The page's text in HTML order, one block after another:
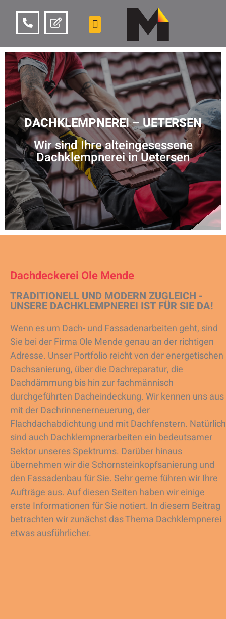
DACHKLEMPNEREI – UETERSEN
Wir sind Ihre alteingesessene
Dachklempnerei in Uetersen
Dachdeckerei Ole Mende
TRADITIONELL UND MODERN ZUGLEICH -
UNSERE DACHKLEMPNEREI IST FÜR SIE DA!
Wenn es um Dach- und Fassadenarbeiten geht, sind
Sie bei der Firma Ole Mende genau an der richtigen
Adresse. Unser Portfolio reicht von der energetischen
Dachsanierung, über die Dachreparatur, die
Dachdämmung bis hin zur fachmännisch
durchgeführten Dacheindeckung. Wir kennen uns aus
mit der Dachrinnenerneuerung, der
Flachdachabdichtung und mit Dachfenstern. Natürlich
sind auch Dachklempnerarbeiten ein bedeutsamer
Sektor unseres Spektrums. Darüber hinaus
übernehmen wir die Schornsteinkopfsanierung und
den Fassadenbau für Sie. Sehr gerne führen wir Ihre
Aufträge aus. Auf diesen Seiten haben wir einige
erste Informationen für Sie notiert. In diesem Beitrag
betrachten wir zunächst das Thema Dachklempnerei
etwas ausführlicher.